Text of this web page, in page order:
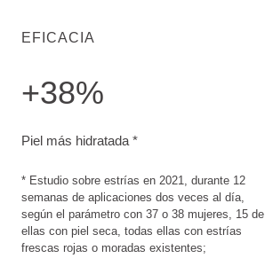
EFICACIA
+38%
Piel más hidratada *
* Estudio sobre estrías en 2021, durante 12
semanas de aplicaciones dos veces al día,
según el parámetro con 37 o 38 mujeres, 15 de
ellas con piel seca, todas ellas con estrías
frescas rojas o moradas existentes;